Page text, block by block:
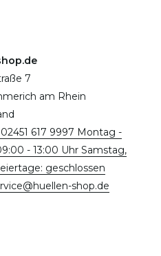
7
am Rhein
617 9997 Montag -
- 13:00 Uhr Samstag,
geschlossen
shop.de